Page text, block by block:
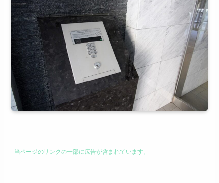
当ページのリンクの一部に広告が含まれています。